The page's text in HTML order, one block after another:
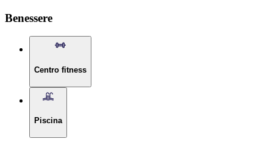
Benessere
Centro fitness
Piscina